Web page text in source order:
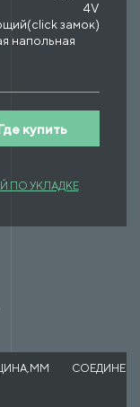
4V
замок)
напольная
купить
ПО УКЛАДКЕ